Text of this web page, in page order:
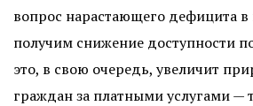
вопрос нарастающего дефицита в
получим снижение доступности
это, в свою очередь, увеличит
граждан за платными услугами —